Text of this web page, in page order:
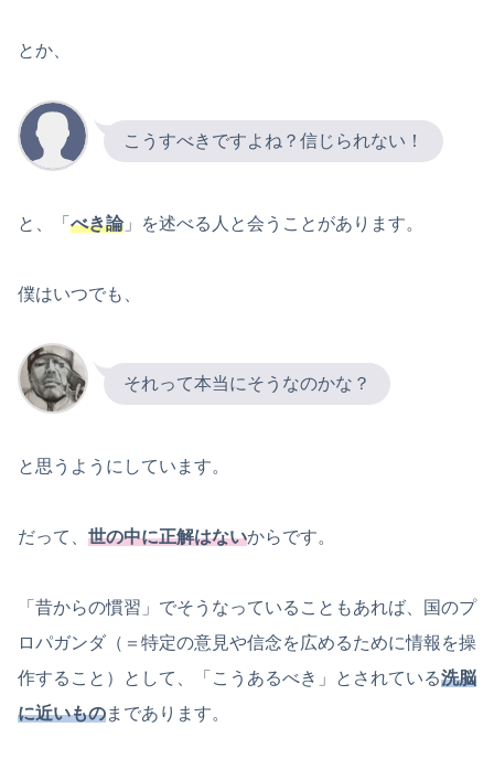
とか、
こうすべきですよね？信じられない！
と、「 べき論」を述べる人と会うことがあります。
僕はいつでも、
それって本当にそうなのかな？
と思うようにしています。
だって、 世の中に正解はないからです。
「昔からの慣習」でそうなっていることもあれば、国のプ
ロパガンダ（＝特定の意見や信念を広めるために情報を操
作すること）として、「こうあるべき」とされている洗脳
に近いものまであります。